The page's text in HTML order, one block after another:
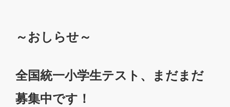
～おしらせ～
全国統一小学生テスト、まだまだ
募集中です！